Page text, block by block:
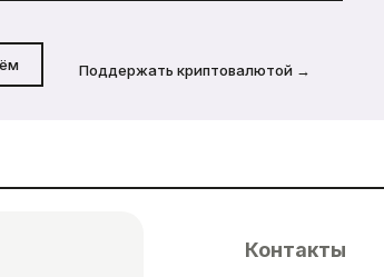
Поддержать криптовалютой →
Контакты